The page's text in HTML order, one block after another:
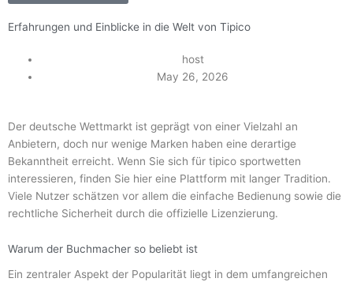
Erfahrungen und Einblicke in die Welt von Tipico
host
May 26, 2026
Der deutsche Wettmarkt ist geprägt von einer Vielzahl an
Anbietern, doch nur wenige Marken haben eine derartige
Bekanntheit erreicht. Wenn Sie sich für tipico sportwetten
interessieren, finden Sie hier eine Plattform mit langer Tradition.
Viele Nutzer schätzen vor allem die einfache Bedienung sowie die
rechtliche Sicherheit durch die offizielle Lizenzierung.
Warum der Buchmacher so beliebt ist
Ein zentraler Aspekt der Popularität liegt in dem umfangreichen